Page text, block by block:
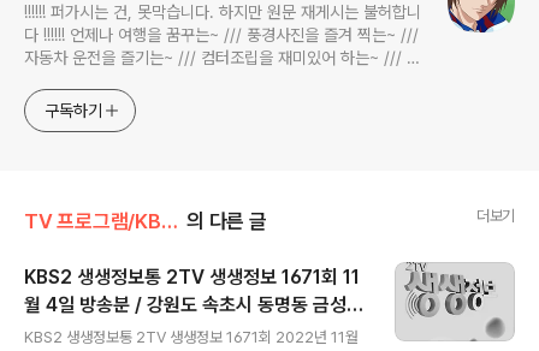
!!!!!! 퍼가시는 건, 못막습니다. 하지만 원문 재게시는 불허합니
다 !!!!!! 언제나 여행을 꿈꾸는~ /// 풍경사진을 즐겨 찍는~ ///
자동차 운전을 즐기는~ /// 컴터조립을 재미있어 하는~ /// 고
식하는 미드가 있는~ /// 사회적 이슈에 발언하는~ 不老巨
구독하기
TV 프로그램/KBS 2TV 생생정보통 의 다른 글 더보기
KBS2 생생정보통 2TV 생생정보 1671회 11
월 4일 방송분 / 강원도 속초시 동명동 금성호
어화둥둥, 서울시 서초구 방배동 통영해물보
KBS2 생생정보통 2TV 생생정보 1671회 2022년 11월